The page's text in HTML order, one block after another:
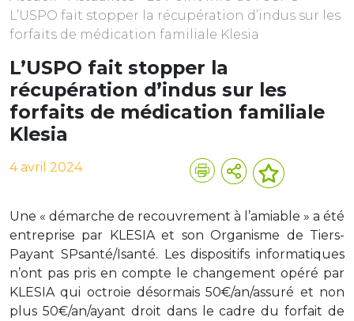
L’USPO fait stopper la récupération d’indus sur les
forfaits de médication familiale Klesia
L’USPO fait stopper la
récupération d’indus sur les
forfaits de médication familiale
Klesia
4 avril 2024
Une « démarche de recouvrement à l’amiable » a été
entreprise par KLESIA et son Organisme de Tiers-
Payant SPsanté/Isanté. Les dispositifs informatiques
n’ont pas pris en compte le changement opéré par
KLESIA qui octroie désormais 50€/an/assuré et non
plus 50€/an/ayant droit dans le cadre du forfait de